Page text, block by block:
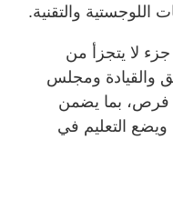
اللوجستية والتقنية.
جزء لا يتجزأ من
والقيادة ومجلس
فرص، بما يضمن
ويضع التعليم في